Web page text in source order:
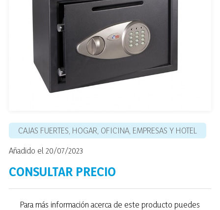
CAJAS FUERTES, HOGAR, OFICINA, EMPRESAS Y HOTEL
Añadido el 20/07/2023
CONSULTAR PRECIO
Para más información acerca de este producto puedes